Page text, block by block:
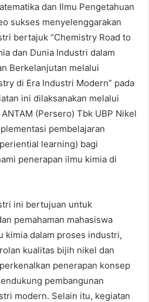
dan Ilmu Pengetahuan
sukses menyelenggarakan
bertajuk “Chemistry Road to
dan Dunia Industri dalam
Berkelanjutan melalui
di Era Industri Modern” pada
ini dilaksanakan melalui
(Persero) Tbk UBP Nikel
pembelajaran
learning) bagi
penerapan ilmu kimia di
ini bertujuan untuk
pemahaman mahasiswa
kimia dalam proses industri,
kualitas bijih nikel dan
penerapan konsep
pembangunan
modern. Selain itu, kegiatan